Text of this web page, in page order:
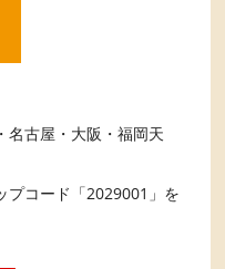
名古屋・大阪・福岡天
プコード「2029001」を